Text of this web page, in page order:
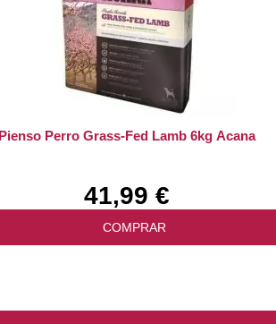
Pienso Perro Grass-Fed Lamb 6kg Acana
41,99 €
COMPRAR